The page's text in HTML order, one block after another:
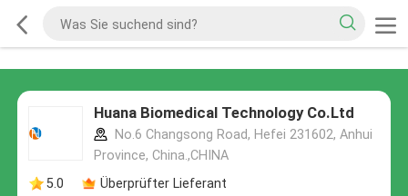
Huana Biomedical Technology Co.Ltd
No.6 Changsong Road, Hefei 231602, Anhui
Province, China.,CHINA
5.0
Überprüfter Lieferant